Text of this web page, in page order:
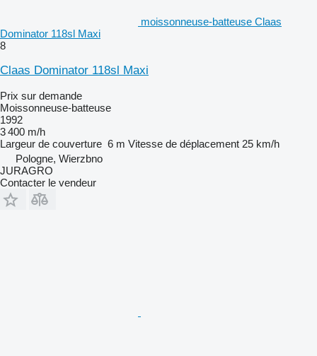
moissonneuse-batteuse Claas
Dominator 118sl Maxi
8
Claas Dominator 118sl Maxi
Prix sur demande
Moissonneuse-batteuse
1992
3 400 m/h
Largeur de couverture 6 m Vitesse de déplacement 25 km/h
Pologne, Wierzbno
JURAGRO
Contacter le vendeur